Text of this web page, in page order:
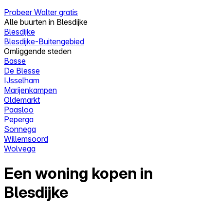
Probeer Walter gratis
Alle buurten in Blesdijke
Blesdijke
Blesdijke-Buitengebied
Omliggende steden
Basse
De Blesse
IJsselham
Marijenkampen
Oldemarkt
Paasloo
Peperga
Sonnega
Willemsoord
Wolvega
Een woning kopen in
Blesdijke